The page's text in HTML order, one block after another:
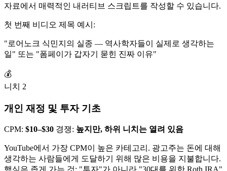
자료에서 매력적인 내러티브 스크립트를 작성할 수 있습니다.
첫 번째 비디오 제목 예시:
"로어노크 식민지의 실종 — 역사학자들이 실제로 생각하는
일" 또는 "폼페이가 갑자기 묻힌 진짜 이유"
💰
니치 2
개인 재정 및 투자 기초
CPM: $10–$30 경쟁: 높지만, 하위 니치는 열려 있음
YouTube에서 가장 CPM이 높은 카테고리. 광고주는 돈에 대해
생각하는 사람들에게 도달하기 위해 많은 비용을 지불합니다.